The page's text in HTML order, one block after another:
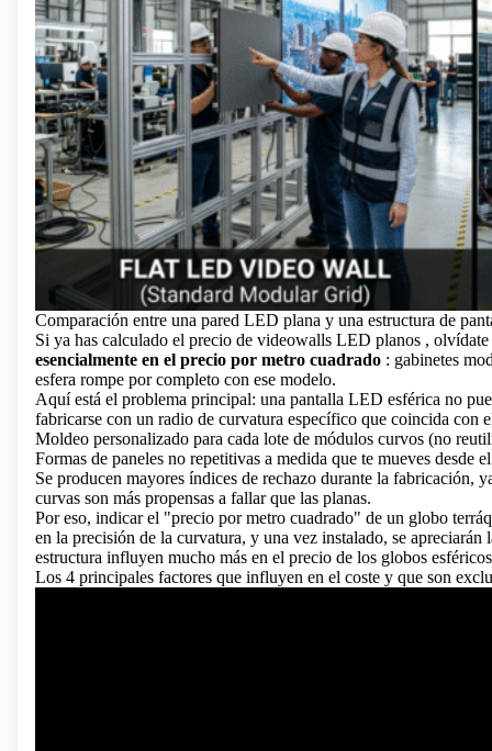
Comparación entre una pared LED plana y una estructura de
Si ya has calculado el precio de videowalls LED planos ,
esencialmente en el precio por metro cuadrado : gabinetes
esfera rompe por completo con ese modelo.
Aquí está el problema principal: una pantalla LED esférica no
fabricarse con un radio de curvatura específico que coincida con
Moldeo personalizado para cada lote de módulos curvos (no
Formas de paneles no repetitivas a medida que te mueves desde
Se producen mayores índices de rechazo durante la fabricación,
curvas son más propensas a fallar que las planas.
Por eso, indicar el "precio por metro cuadrado" de un globo
en la precisión de la curvatura, y una vez instalado, se
estructura influyen mucho más en el precio de los globos
Los 4 principales factores que influyen en el coste y que son